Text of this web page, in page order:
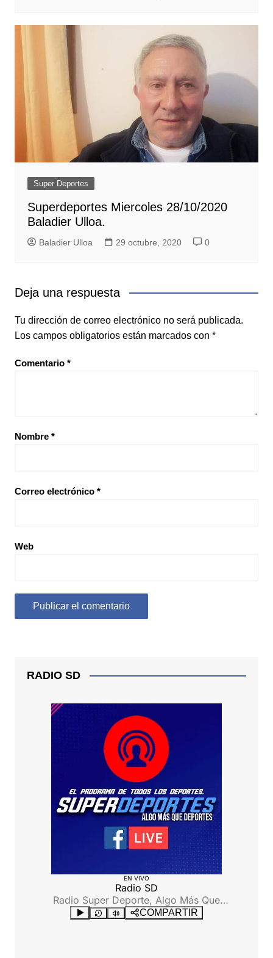
Super Deportes
Superdeportes Miercoles 28/10/2020
Baladier Ulloa.
Baladier Ulloa 29 octubre, 2020 0
Deja una respuesta
Tu dirección de correo electrónico no será publicada.
Los campos obligatorios están marcados con *
Comentario *
Nombre *
Correo electrónico *
Web
RADIO SD